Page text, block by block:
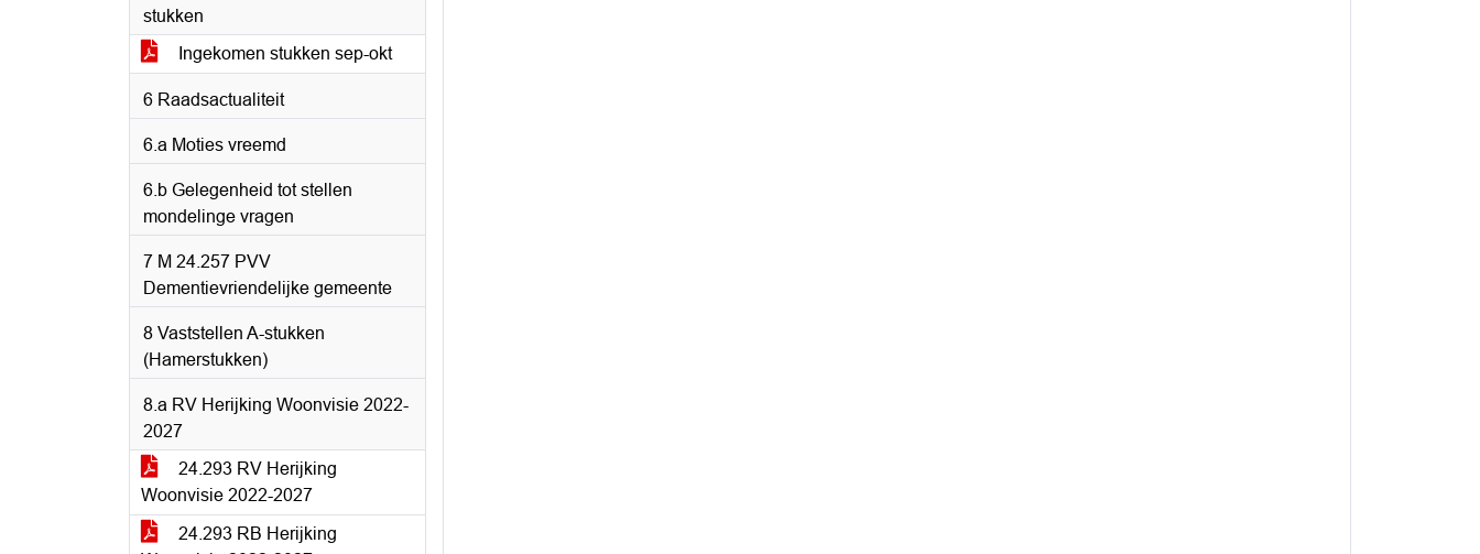
stukken
Ingekomen stukken sep-okt
6 Raadsactualiteit
6.a Moties vreemd
6.b Gelegenheid tot stellen
mondelinge vragen
7 M 24.257 PVV
Dementievriendelijke gemeente
8 Vaststellen A-stukken
(Hamerstukken)
8.a RV Herijking Woonvisie 2022-
2027
24.293 RV Herijking
Woonvisie 2022-2027
24.293 RB Herijking